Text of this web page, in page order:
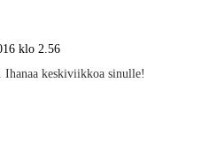
klo 2.56
Ihanaa keskiviikkoa sinulle!